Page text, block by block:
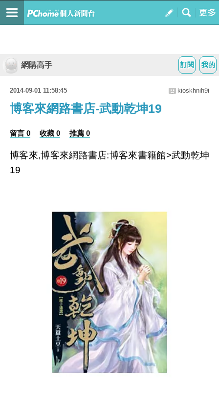
我的
訂閱
網購高手
2014-09-01 11:58:45 kioskhnih9i
博客來網路書店-武動乾坤19
留言 0 收藏 0 推薦 0
博客來,博客來網路書店:博客來書籍館>武動乾坤
19